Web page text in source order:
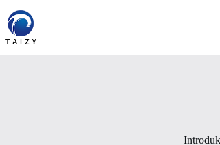
content